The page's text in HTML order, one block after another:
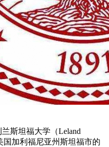
斯坦福大学（Leland
国加利福尼亚州斯坦福市的